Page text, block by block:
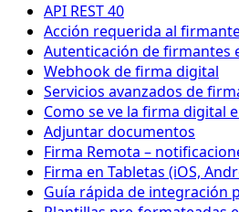
API REST 40
Acción requerida al
Autenticación de firmantes
Webhook de firma digital
Servicios avanzados de
Como se ve la firma digital
Adjuntar documentos
Firma Remota –
Firma en Tabletas (iOS,
Guía rápida de integración